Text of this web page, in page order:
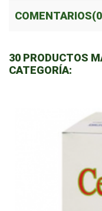
30 PRODUCTOS
CATEGORÍA: